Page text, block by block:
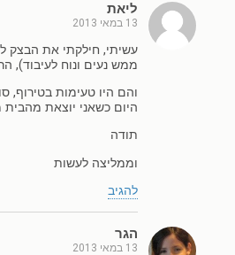
ליאת
13 במאי 2013
ממש נעים ונוח לעיבוד),
והם היו טעימות בטירוף,
היום כשאני יוצאת
תודה
וממליצה לעשות
להגיב
הגר
13 במאי 2013